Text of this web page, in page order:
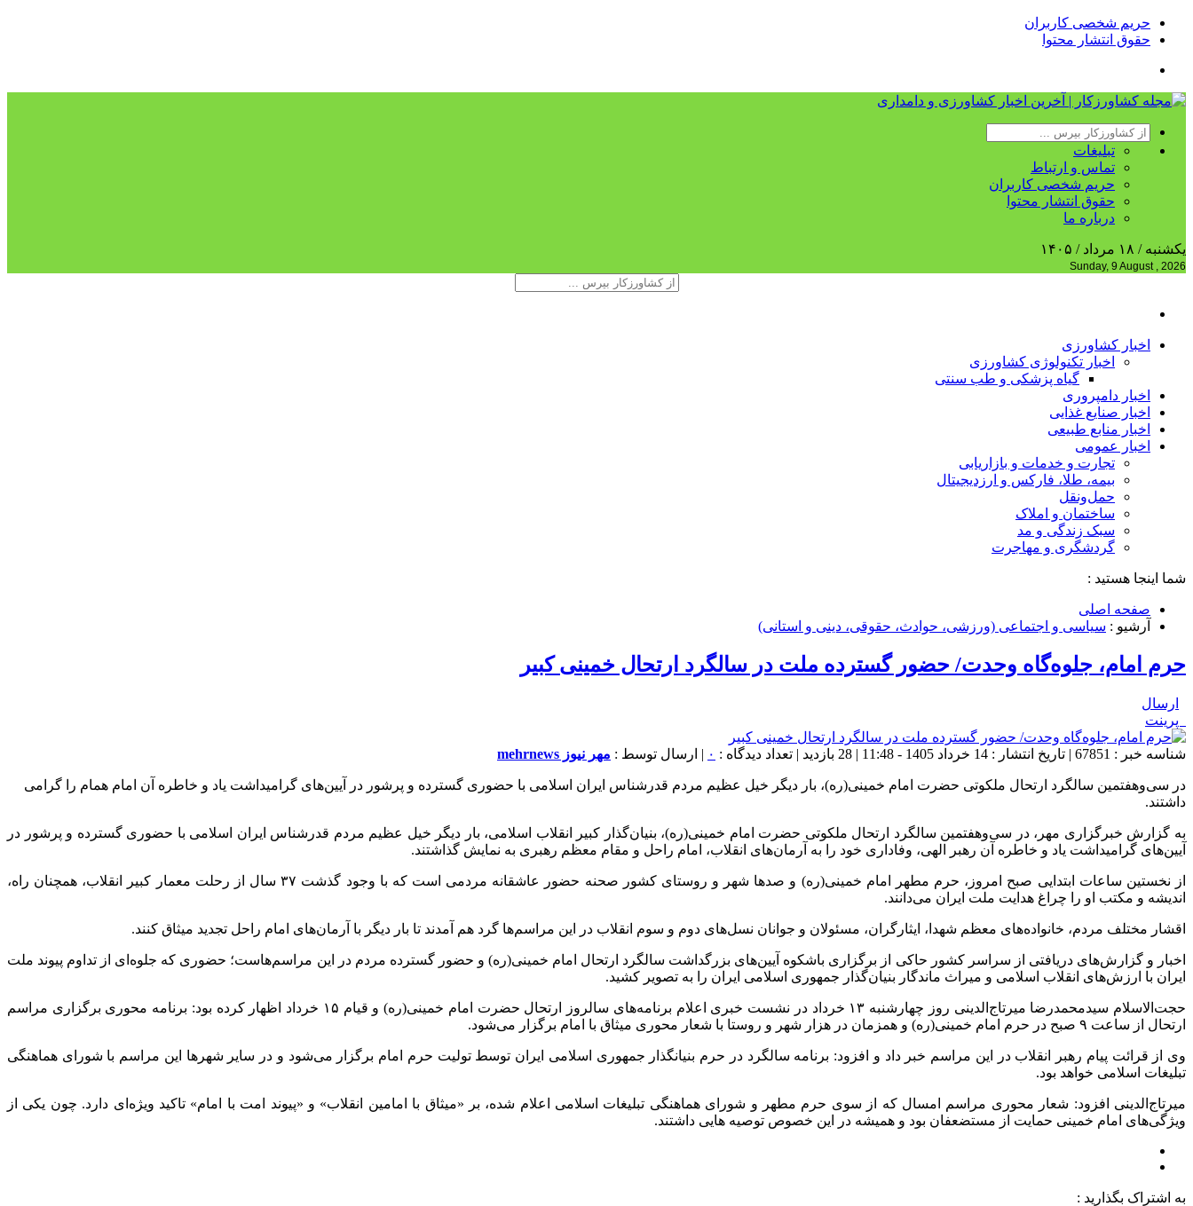
حریم شخصی کاربران
حقوق انتشار محتوا
تبلیغات
تماس و ارتباط
حریم شخصی کاربران
حقوق انتشار محتوا
درباره ما
یکشنبه / ۱۸ مرداد / ۱۴۰۵
Sunday, 9 August , 2026
اخبار کشاورزی
اخبار تکنولوژی کشاورزی
گیاه پزشکی و طب سنتی
اخبار دامپروری
اخبار صنایع غذایی
اخبار منابع طبیعی
اخبار عمومی
تجارت و خدمات و بازاریابی
بیمه، طلا، فارکس و ارزدیجیتال
حمل‌و‌نقل
ساختمان و املاک
سبک زندگی و مد
گردشگری و مهاجرت
شما اینجا هستید :
صفحه اصلی
آرشیو : سیاسی و اجتماعی (ورزشی، حوادث، حقوقی، دینی و استانی)
حرم امام، جلوه‌گاه وحدت/ حضور گسترده ملت در سالگرد ارتحال خمینی کبیر
ارسال
پرینت
شناسه خبر : 67851 | تاریخ انتشار : 14 خرداد 1405 - 11:48 | 28 بازدید | تعداد دیدگاه : ۰ | ارسال توسط : مهر نیوز mehrnews
در سی‌وهفتمین سالگرد ارتحال ملکوتی حضرت امام خمینی(ره)، بار دیگر خیل عظیم مردم قدرشناس ایران اسلامی با حضوری گسترده و پرشور در آیین‌های گرامیداشت یاد و خاطره آن امام همام را گرامی
داشتند.
به گزارش خبرگزاری مهر، در سی‌وهفتمین سالگرد ارتحال ملکوتی حضرت امام خمینی(ره)، بنیان‌گذار کبیر انقلاب اسلامی، بار دیگر خیل عظیم مردم قدرشناس ایران اسلامی با حضوری گسترده و پرشور در
آیین‌های گرامیداشت یاد و خاطره آن رهبر الهی، وفاداری خود را به آرمان‌های انقلاب، امام راحل و مقام معظم رهبری به نمایش گذاشتند.
از نخستین ساعات ابتدایی صبح امروز، حرم مطهر امام خمینی(ره) و صدها شهر و روستای کشور صحنه حضور عاشقانه مردمی است که با وجود گذشت ۳۷ سال از رحلت معمار کبیر انقلاب، همچنان راه،
اندیشه و مکتب او را چراغ هدایت ملت ایران می‌دانند.
اقشار مختلف مردم، خانواده‌های معظم شهدا، ایثارگران، مسئولان و جوانان نسل‌های دوم و سوم انقلاب در این مراسم‌ها گرد هم آمدند تا بار دیگر با آرمان‌های امام راحل تجدید میثاق کنند.
اخبار و گزارش‌های دریافتی از سراسر کشور حاکی از برگزاری باشکوه آیین‌های بزرگداشت سالگرد ارتحال امام خمینی(ره) و حضور گسترده مردم در این مراسم‌هاست؛ حضوری که جلوه‌ای از تداوم پیوند ملت
ایران با ارزش‌های انقلاب اسلامی و میراث ماندگار بنیان‌گذار جمهوری اسلامی ایران را به تصویر کشید.
حجت‌الاسلام سیدمحمدرضا میرتاج‌الدینی روز چهارشنبه ۱۳ خرداد در نشست خبری اعلام برنامه‌های سالروز ارتحال حضرت امام خمینی(ره) و قیام ۱۵ خرداد اظهار کرده بود: برنامه محوری برگزاری مراسم
ارتحال از ساعت ۹ صبح در حرم امام خمینی(ره) و همزمان در هزار شهر و روستا با شعار محوری میثاق با امام برگزار می‌شود.
وی از قرائت پیام رهبر انقلاب در این مراسم خبر داد و افزود: برنامه سالگرد در حرم بنیانگذار جمهوری اسلامی ایران توسط تولیت حرم امام برگزار می‌شود و در سایر شهرها این مراسم با شورای هماهنگی
تبلیغات اسلامی خواهد بود.
میرتاج‌الدینی افزود: شعار محوری مراسم امسال که از سوی حرم مطهر و شورای هماهنگی تبلیغات اسلامی اعلام شده، بر «میثاق با امامین انقلاب» و «پیوند امت با امام» تاکید ویژه‌ای دارد. چون یکی از
ویژگی‌های امام خمینی حمایت از مستضعفان بود و همیشه در این خصوص توصیه هایی داشتند.
به اشتراک بگذارید :